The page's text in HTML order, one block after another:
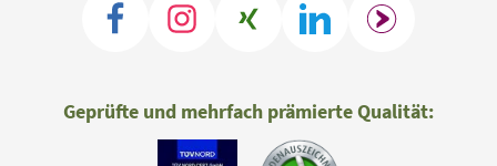
Geprüfte und mehrfach prämierte Qualität: